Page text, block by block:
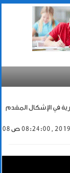
في الإشكال المقدم